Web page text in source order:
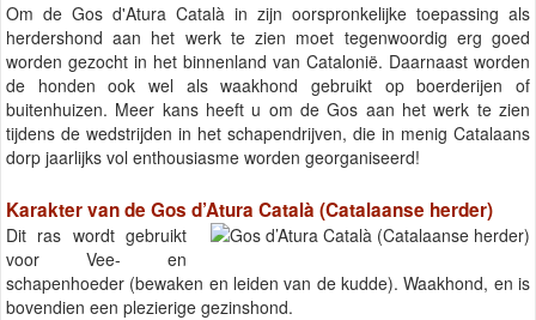
Om de Gos d'Atura Català in zijn oorspronkelijke toepassing als
herdershond aan het werk te zien moet tegenwoordig erg goed
worden gezocht in het binnenland van Catalonië. Daarnaast worden
de honden ook wel als waakhond gebruikt op boerderijen of
buitenhuizen. Meer kans heeft u om de Gos aan het werk te zien
tijdens de wedstrijden in het schapendrijven, die in menig Catalaans
dorp jaarlijks vol enthousiasme worden georganiseerd!
Karakter van de Gos d’Atura Català (Catalaanse herder)
Dit ras wordt gebruikt
voor Vee- en
schapenhoeder (bewaken en leiden van de kudde). Waakhond, en is
bovendien een plezierige gezinshond.